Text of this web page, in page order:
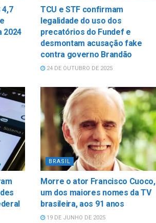
2024
TCU e STF confirmam
legalidade do uso dos
precatórios do Fundef e
desmontam acusação fake
contra governo Brandão
24 DE OUTUBRO DE 2025
BRASIL
Morre o ator Francisco Cuoco,
um dos maiores nomes da TV
brasileira, aos 91 anos
19 DE JUNHO DE 2025